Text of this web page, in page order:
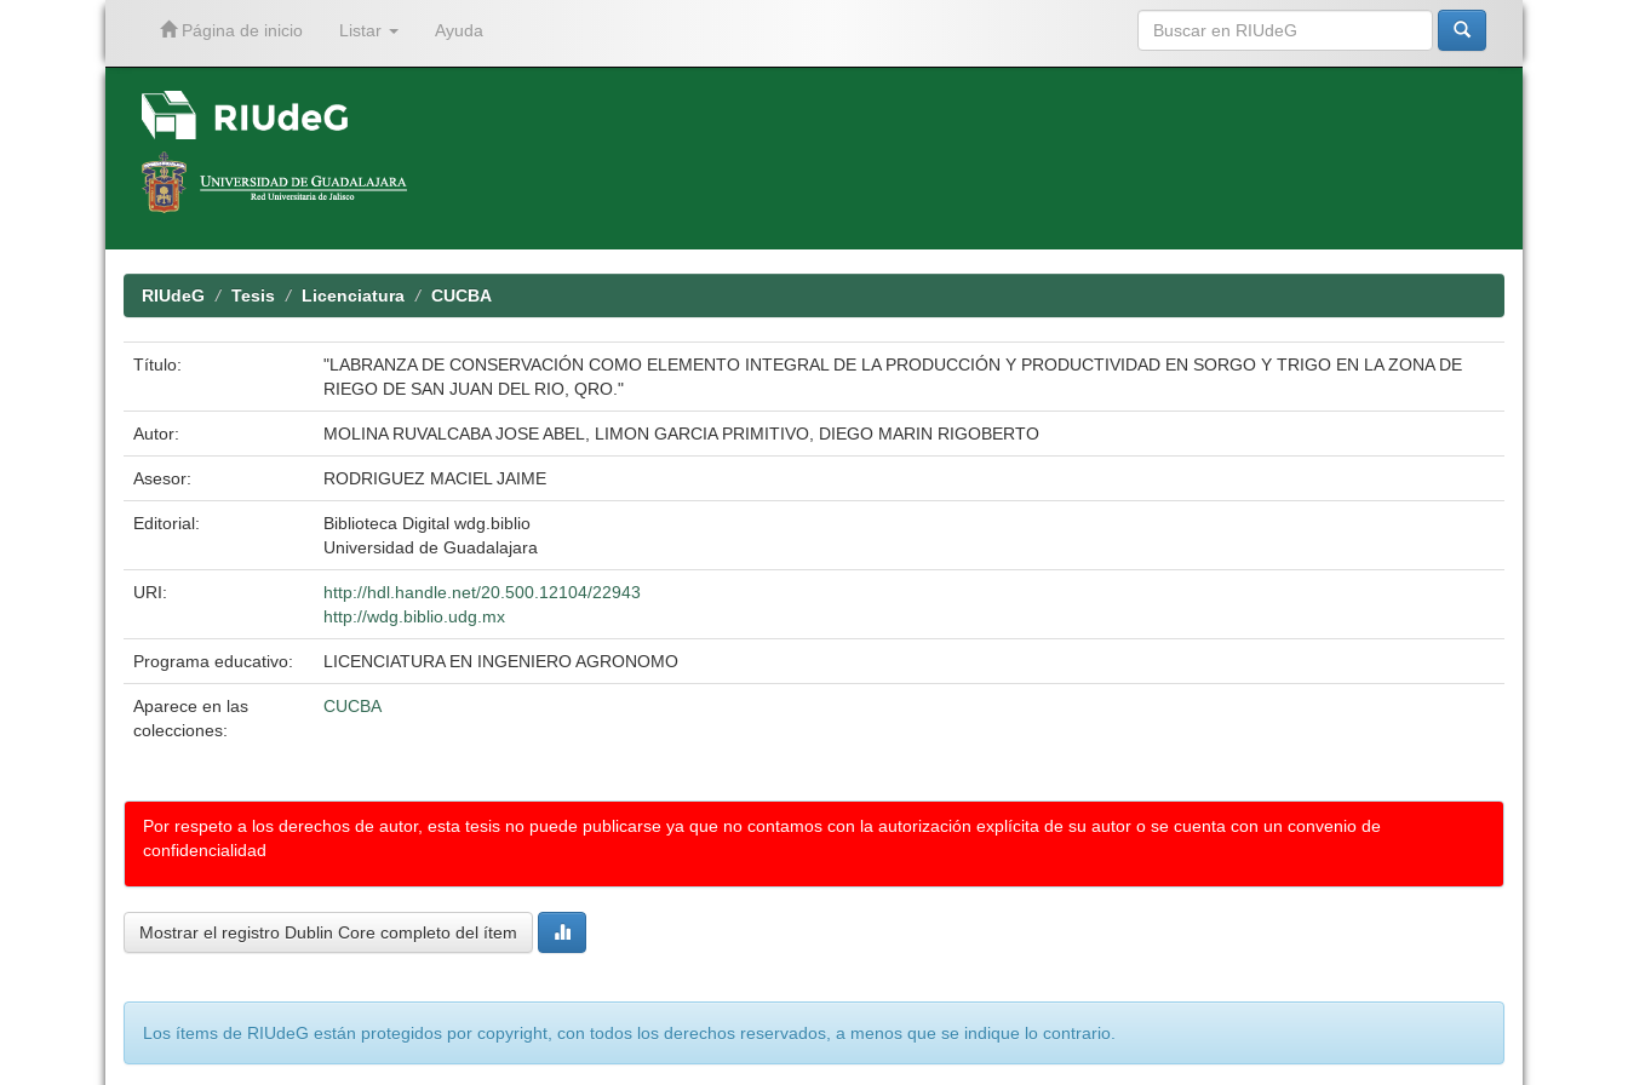
Página de inicio Listar Ayuda
RIUdeG Tesis Licenciatura CUCBA
Título:
"LABRANZA DE CONSERVACIÓN COMO ELEMENTO INTEGRAL DE LA PRODUCCIÓN Y PRODUCTIVIDAD EN SORGO Y TRIGO EN LA ZONA DE
RIEGO DE SAN JUAN DEL RIO, QRO."
Autor: MOLINA RUVALCABA JOSE ABEL, LIMON GARCIA PRIMITIVO, DIEGO MARIN RIGOBERTO
Asesor: RODRIGUEZ MACIEL JAIME
Editorial:
Biblioteca Digital wdg.biblio
Universidad de Guadalajara
URI:
http://hdl.handle.net/20.500.12104/22943
http://wdg.biblio.udg.mx
Programa educativo: LICENCIATURA EN INGENIERO AGRONOMO
Aparece en las
colecciones:
CUCBA
Por respeto a los derechos de autor, esta tesis no puede publicarse ya que no contamos con la autorización explícita de su autor o se cuenta con un convenio de
confidencialidad
Mostrar el registro Dublin Core completo del ítem
Los ítems de RIUdeG están protegidos por copyright, con todos los derechos reservados, a menos que se indique lo contrario.